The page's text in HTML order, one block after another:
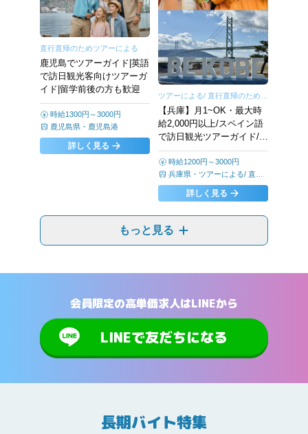
直行直帰のためツアーによる
鹿児島でツアーガイド|英語
で訪日観光客向けツアーガ
イド|留学前後の方も歓迎
時給1300円～3000円
鹿児島県 ・ 鹿児島港
詳しく見る
ツアーによる/ 直行直帰のため、
勤務は基本ツアー場所周辺とな
ります
【兵庫】月1~OK・最大時
給2,000円以上/スペイン語
で訪日観光ツアーガイド/未
経験からチャレンジ可
時給1200円～3000円
兵庫県 ・ ツアーによる/ 直行
直帰のため、勤務は基本ツア
ー場所周辺となります
詳しく見る
もっと見る
会員限定の高単価求人はLINEから
LINEで友だちになる
長期バイト特集